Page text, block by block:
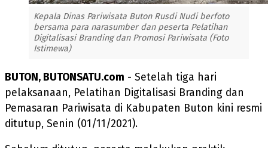
Kepala Dinas Pariwisata Buton Rusdi Nudi berfoto
bersama para narasumber dan peserta Pelatihan
Digitalisasi Branding dan Promosi Pariwisata (Foto
Istimewa)
BUTON, BUTONSATU.com - Setelah tiga hari
pelaksanaan, Pelatihan Digitalisasi Branding dan
Pemasaran Pariwisata di Kabupaten Buton kini resmi
ditutup, Senin (01/11/2021).